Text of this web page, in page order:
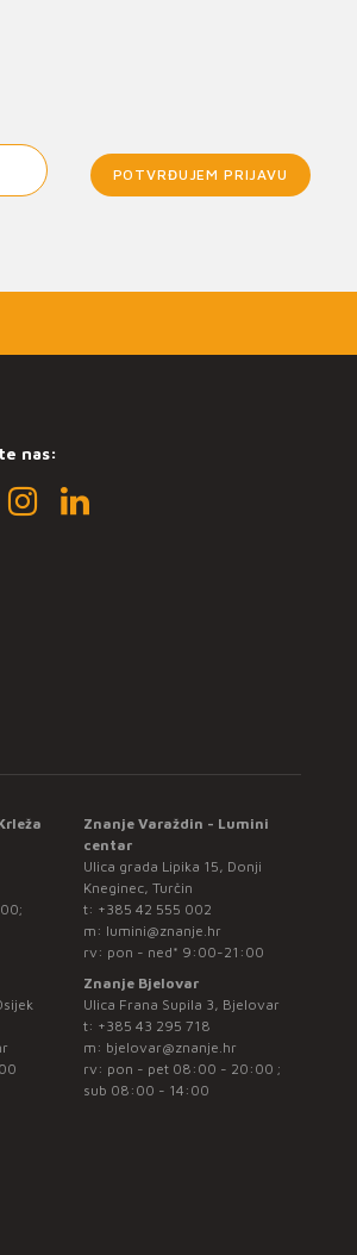
POTVRĐUJEM PRIJAVU
nas:
Znanje Varaždin - Lumini
centar
Ulica grada Lipika 15, Donji
Kneginec, Turčin
t: +385 42 555 002
m: lumini@znanje.hr
rv: pon - ned* 9:00-21:00
Znanje Bjelovar
Ulica Frana Supila 3, Bjelovar
t: +385 43 295 718
m: bjelovar@znanje.hr
rv: pon - pet 08:00 - 20:00 ;
sub 08:00 - 14:00